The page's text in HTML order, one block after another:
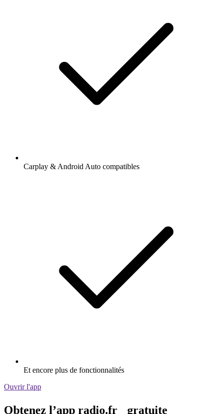
Carplay & Android Auto compatibles
Et encore plus de fonctionnalités
Ouvrir l'app
Obtenez l’app radio.fr gratuite